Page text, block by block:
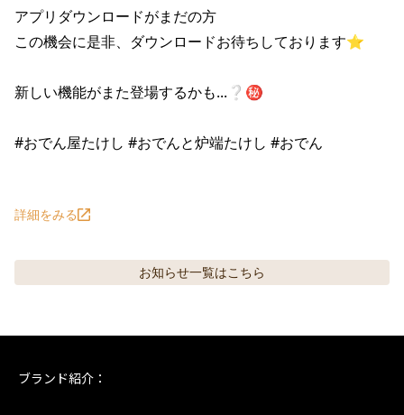
アプリダウンロードがまだの方
この機会に是非、ダウンロードお待ちしております⭐︎
新しい機能がまた登場するかも...❔㊙️
#おでん屋たけし #おでんと炉端たけし #おでん
詳細をみる
お知らせ一覧はこちら
ブランド紹介：